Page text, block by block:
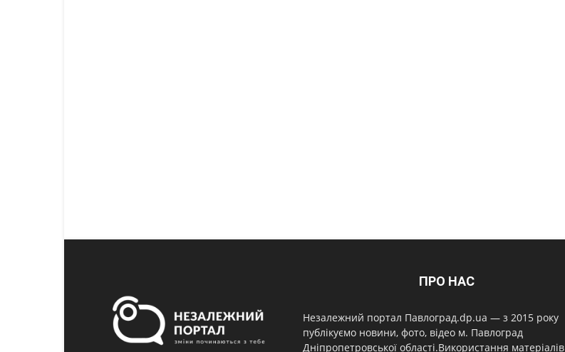
ПРО НАС
Незалежний портал Павлоград.dp.ua — з 2015 року
публікуємо новини, фото, відео м. Павлоград
Дніпропетровської області.Використання матеріалів